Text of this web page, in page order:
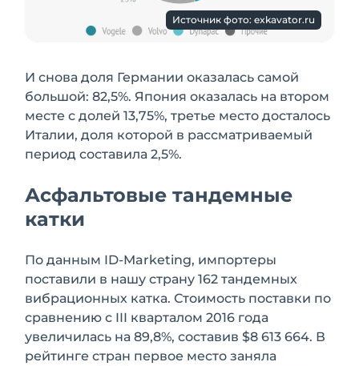
Источник фото: exkavator.ru
И снова доля Германии оказалась самой
большой: 82,5%. Япония оказалась на втором
месте с долей 13,75%, третье место досталось
Италии, доля которой в рассматриваемый
период составила 2,5%.
Асфальтовые тандемные
катки
По данным ID-Marketing, импортеры
поставили в нашу страну 162 тандемных
вибрационных катка. Стоимость поставки по
сравнению с III кварталом 2016 года
увеличилась на 89,8%, составив $8 613 664. В
рейтинге стран первое место заняла